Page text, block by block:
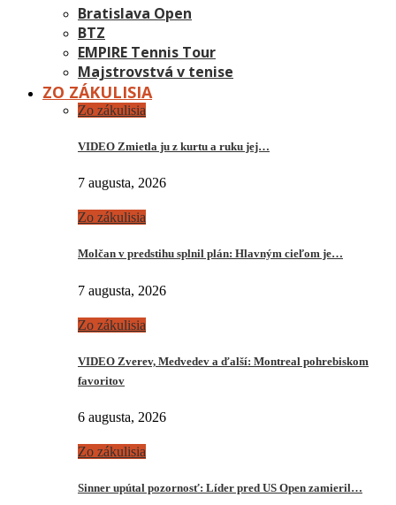
Bratislava Open
BTZ
EMPIRE Tennis Tour
Majstrovstvá v tenise
ZO ZÁKULISIA
Zo zákulisia
VIDEO Zmietla ju z kurtu a ruku jej…
7 augusta, 2026
Zo zákulisia
Molčan v predstihu splnil plán: Hlavným cieľom je…
7 augusta, 2026
Zo zákulisia
VIDEO Zverev, Medvedev a ďalší: Montreal pohrebiskom
favoritov
6 augusta, 2026
Zo zákulisia
Sinner upútal pozornosť: Líder pred US Open zamieril…